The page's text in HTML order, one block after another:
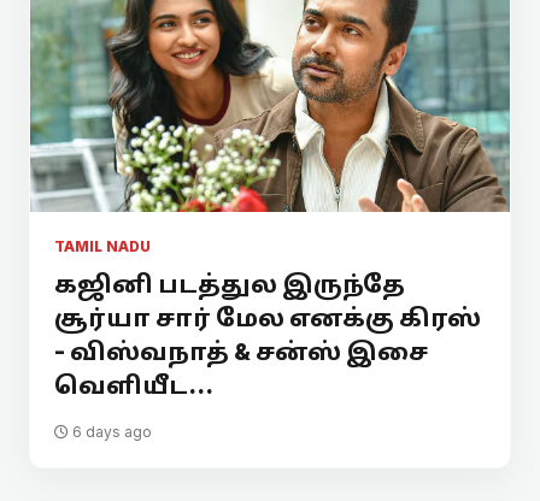
TAMIL NADU
கஜினி படத்துல இருந்தே
சூர்யா சார் மேல எனக்கு கிரஸ்
- விஸ்வநாத் & சன்ஸ் இசை
வெளியீட...
6 days ago